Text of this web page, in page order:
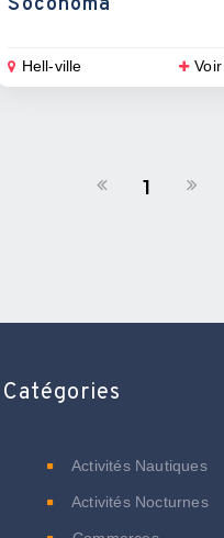
Hell-ville
1
Catégories
Activités Nautiques
Activités Nocturnes